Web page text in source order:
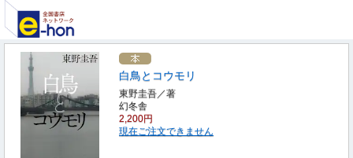
白鳥とコウモリ
東野圭吾／著
幻冬舎
2,200円
現在ご注文できません